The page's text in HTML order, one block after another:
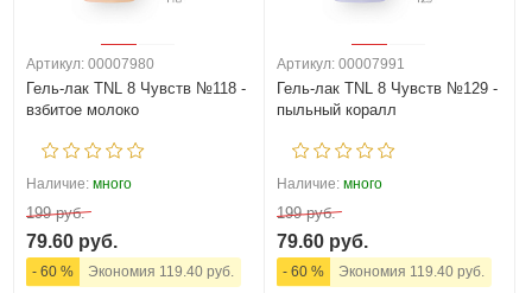
Артикул: 00007980
Гель-лак TNL 8 Чувств №118 -
взбитое молоко
Наличие: много
199 руб.
79.60 руб.
- 60 % Экономия 119.40 руб.
Артикул: 00007991
Гель-лак TNL 8 Чувств №129 -
пыльный коралл
Наличие: много
199 руб.
79.60 руб.
- 60 % Экономия 119.40 руб.